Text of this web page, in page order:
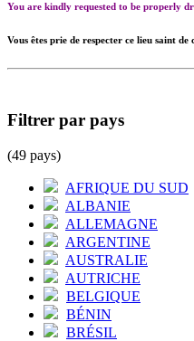
You are kindly requested to be properly
Vous êtes prie de respecter ce lieu saint
Filtrer par pays
(49 pays)
AFRIQUE DU SUD
ALBANIE
ALLEMAGNE
ARGENTINE
AUSTRALIE
AUTRICHE
BELGIQUE
BÉNIN
BRÉSIL